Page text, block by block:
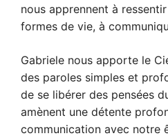
nous apprennent à
formes de vie, à
Gabriele nous apporte le
des paroles simples et
de se libérer des pensées
amènent une détente
communication avec notre